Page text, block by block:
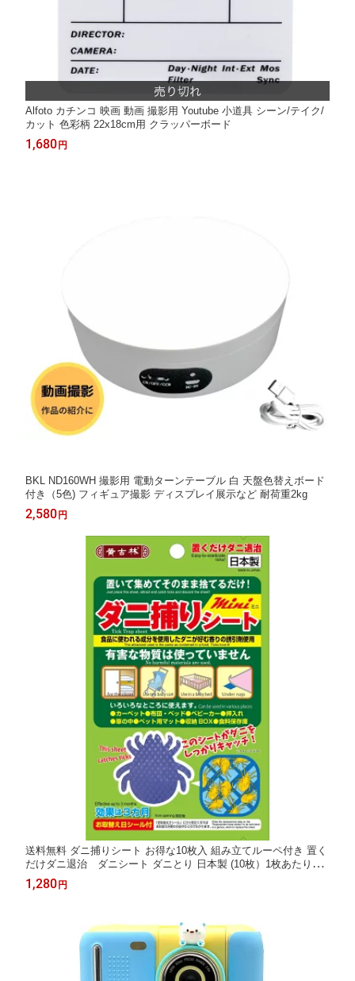
Alfoto カチンコ 映画 動画 撮影用 Youtube 小道具 シーン/テイク/
カット 色彩柄 22x18cm用 クラッパーボード
1,680円
BKL ND160WH 撮影用 電動ターンテーブル 白 天盤色替えボード
付き（5色) フィギュア撮影 ディスプレイ展示など 耐荷重2kg
2,580円
送料無料 ダニ捕りシート お得な10枚入 組み立てルーペ付き 置く
だけダニ退治 ダニシート ダニとり 日本製 (10枚）1枚あたり158
円
1,280円